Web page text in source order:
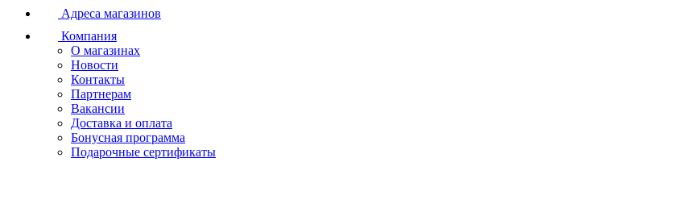
Адреса магазинов
Компания
О магазинах
Новости
Контакты
Партнерам
Вакансии
Доставка и оплата
Бонусная программа
Подарочные сертификаты